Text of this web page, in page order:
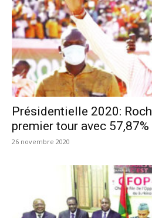
Présidentielle 2020:
premier tour avec 57,87%
26 novembre 2020